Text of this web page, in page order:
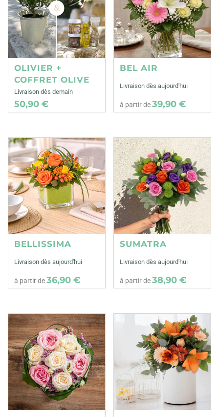
OLIVIER +
COFFRET OLIVE
Livraison dès demain
50,90 €
BEL AIR
Livraison dès aujourd'hui
à partir de39,90 €
BELLISSIMA
Livraison dès aujourd'hui
à partir de36,90 €
SUMATRA
Livraison dès aujourd'hui
à partir de38,90 €